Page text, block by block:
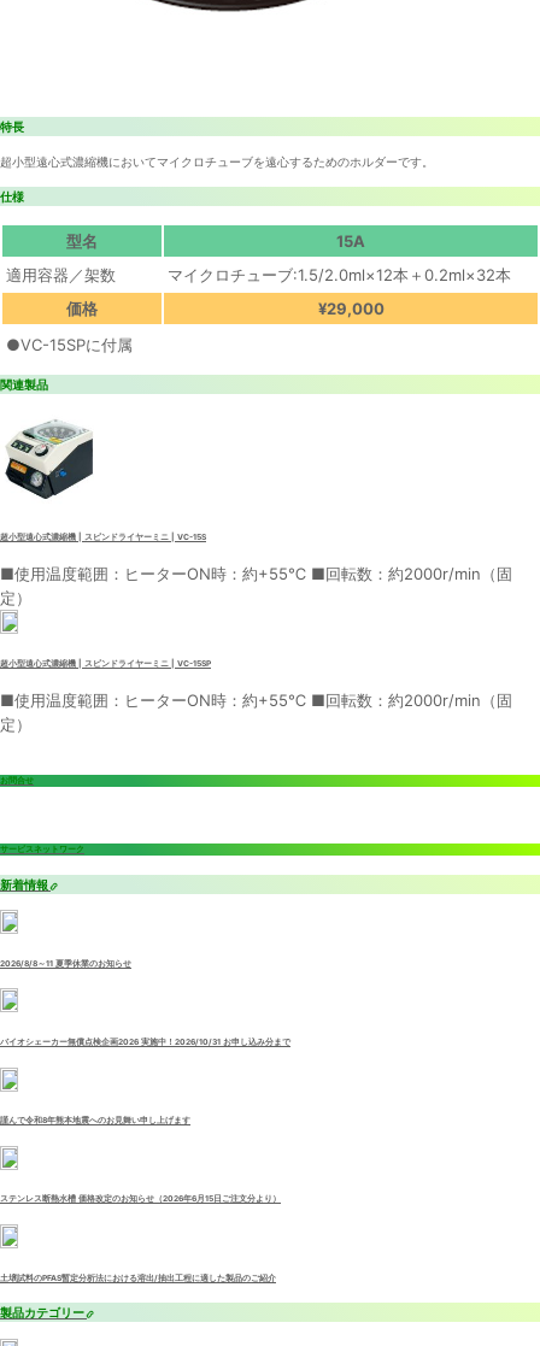
特長
超小型遠心式濃縮機においてマイクロチューブを遠心するためのホルダーです。
仕様
型名
15A
適用容器／架数
マイクロチューブ:1.5/2.0ml×12本＋0.2ml×32本
価格
¥29,000
●VC-15SPに付属
関連製品
超小型遠心式濃縮機 | スピンドライヤーミニ | VC-15S
■使用温度範囲：ヒーターON時：約+55℃ ■回転数：約2000r/min（固
定）
超小型遠心式濃縮機 | スピンドライヤーミニ | VC-15SP
■使用温度範囲：ヒーターON時：約+55℃ ■回転数：約2000r/min（固
定）
お問合せ
サービスネットワーク
新着情報
2026/8/8～11 夏季休業のお知らせ
バイオシェーカー無償点検企画2026 実施中！2026/10/31 お申し込み分まで
謹んで令和8年熊本地震へのお見舞い申し上げます
ステンレス断熱水槽 価格改定のお知らせ（2026年6月15日ご注文分より）
土壌試料のPFAS暫定分析法における溶出/抽出工程に適した製品のご紹介
製品カテゴリー